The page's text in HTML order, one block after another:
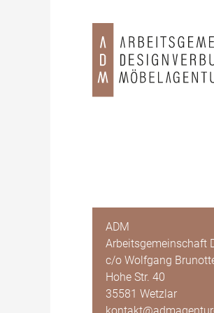
ADM
Arbeitsgemeinschaft
c/o Wolfgang
Hohe Str. 40
35581 Wetzlar